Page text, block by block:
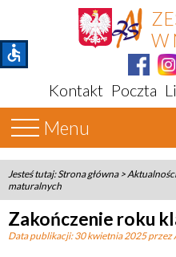
W
Kontakt Poczta
Menu
Jesteś tutaj:Strona główna>
maturalnych
Zakończenie roku
Data publikacji:30 kwietnia 2025przez
accessible